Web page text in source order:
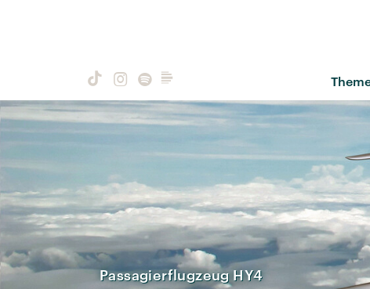
Passagierflugzeug HY4